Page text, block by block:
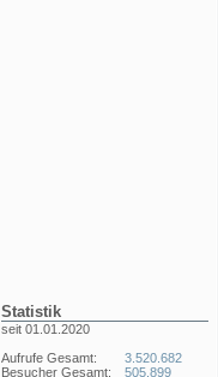
Statistik
seit 01.01.2020
Aufrufe Gesamt:
Besucher Gesamt:
3.520.682
505.899